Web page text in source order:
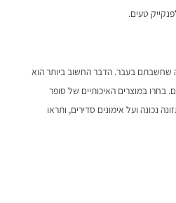
טעים.
שחשבתם בעבר. הדבר החשוב ביותר הוא
במוצרים האיכותיים של סופר
נכונה ועל אימונים סדירים, ותראו